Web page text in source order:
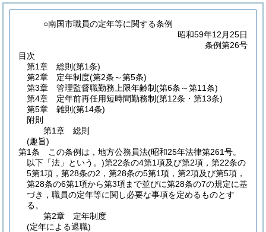
○南国市職員の定年等に関する条例
昭和59年12月25日
条例第26号
目次
第1章
総則 (第1条)
第2章
定年制度(第2条～第5条)
第3章
管理監督職勤務上限年齢制(第6条～第11条)
第4章
定年前再任用短時間勤務制(第12条・第13条)
第5章
雑則 (第14条)
附則
第1章
総則
(趣旨)
第1条
この条例は，地方公務員法(昭和25年法律第261号。
以下「法」という。)第22条の4第1項及び第2項，第22条の
5第1項，第28条の2，第28条の5第1項，第2項及び第5項，
第28条の6第1項から第3項まで並びに第28条の7の規定に基
づき，職員の定年等に関し必要な事項を定めるものとす
る。
第2章
定年制度
(定年による退職)